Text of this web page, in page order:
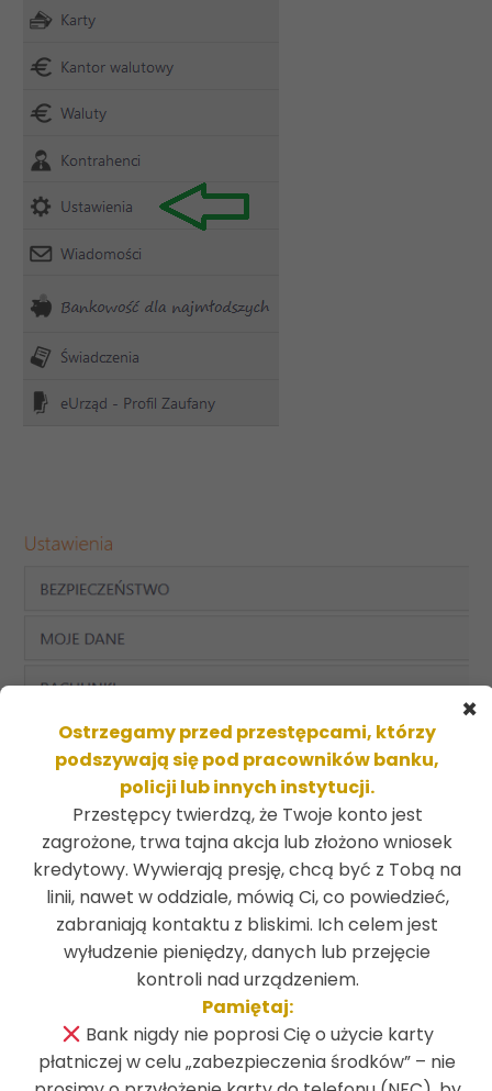
4. Przejdź do zakładkiKANAŁY DOSTĘPU I
URZĄDZENIA.
5. Kliknij przyciskUSUŃ,a zablokujesz dostęp do
swojego konta na utraconym urządzeniu.
×
Ostrzegamy przed przestępcami, którzy
podszywają się pod pracowników banku,
policji lub innych instytucji.
Przestępcy twierdzą, że Twoje konto jest
zagrożone, trwa tajna akcja lub złożono wniosek
kredytowy. Wywierają presję, chcą być z Tobą na
linii, nawet w oddziale, mówią Ci, co powiedzieć,
zabraniają kontaktu z bliskimi. Ich celem jest
wyłudzenie pieniędzy, danych lub przejęcie
kontroli nad urządzeniem.
Pamiętaj:
Bank nigdy nie poprosi Cię o użycie karty
płatniczej w celu „zabezpieczenia środków” – nie